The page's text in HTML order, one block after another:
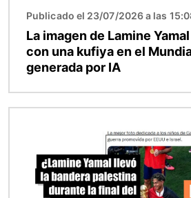
Publicado el 23/07/2026 a las
La imagen de Lamine
con una kufiya en el
generada por IA